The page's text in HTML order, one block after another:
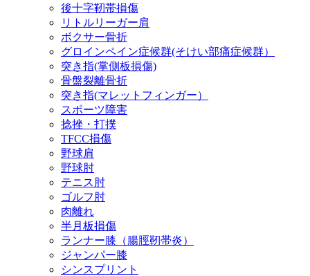
後十字靭帯損傷
リトルリーガー肩
ボクサー骨折
グロインペイン症候群(そけい部痛症候群）
突き指(掌側板損傷)
骨盤裂離骨折
突き指(マレットフィンガー）
スポーツ障害
捻挫・打撲
TFCC損傷
野球肩
野球肘
テニス肘
ゴルフ肘
肉離れ
半月板損傷
ランナー膝（腸脛靭帯炎）
ジャンパー膝
シンスプリント